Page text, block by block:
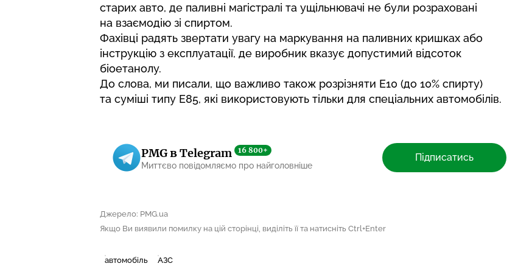
старих авто, де паливні магістралі та ущільнювачі не були розраховані
на взаємодію зі спиртом.
Фахівці радять звертати увагу на маркування на паливних кришках або
інструкцію з експлуатації, де виробник вказує допустимий відсоток
біоетанолу.
До слова, ми писали, що важливо також розрізняти Е10 (до 10% спирту)
та суміші типу Е85, які використовують тільки для спеціальних автомобілів.
PMG в Telegram 16 800+
Миттєво повідомляємо про найголовніше
Підписатись
Джерело: PMG.ua
Якщо Ви виявили помилку на цій сторінці, виділіть її та натисніть Ctrl+Enter
автомобіль АЗС